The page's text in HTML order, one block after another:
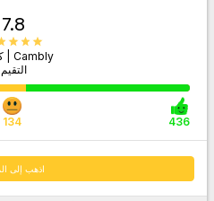
اذهب إلى
7.8
Cambly | كامبلي
التقيم
436
134
اذهب إلى